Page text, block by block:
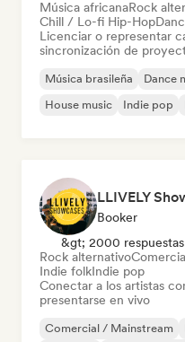
Música africanaRock
Chill / Lo-fi Hip-Hop
Licenciar o representar
sincronización de
Música brasileña Dance
House music
Indie pop
LLIVELY
Booker
&gt; 2000 respuestas
Rock alternativo
Indie folkIndie pop
Conectar a los artistas
presentarse en vivo
Comercial / Mainstream